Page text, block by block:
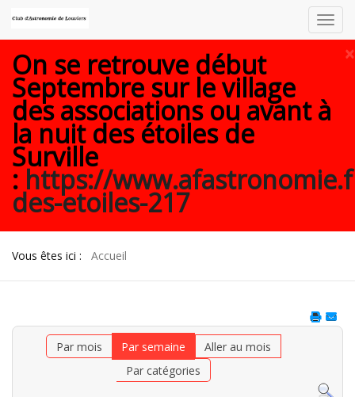
×
On se retrouve début
Septembre sur le village
des associations ou avant à
la nuit des étoiles de
Surville
: https://
des-etoiles-217
Vous êtes ici : Accueil
Par mois Par semaine
Aller au mois
Par catégories